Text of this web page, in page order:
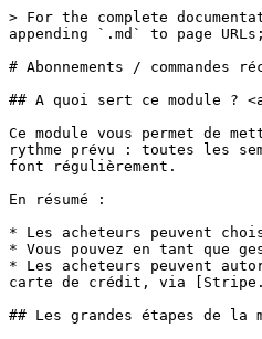
> For the complete
appending `.md` to page
# Abonnements / commandes
## A quoi sert ce module ?
Ce module vous permet de
rythme prévu : toutes les
font régulièrement.
En résumé :
* Les acheteurs peuvent
* Vous pouvez en tant que
* Les acheteurs peuvent
carte de crédit, via
## Les grandes étapes de